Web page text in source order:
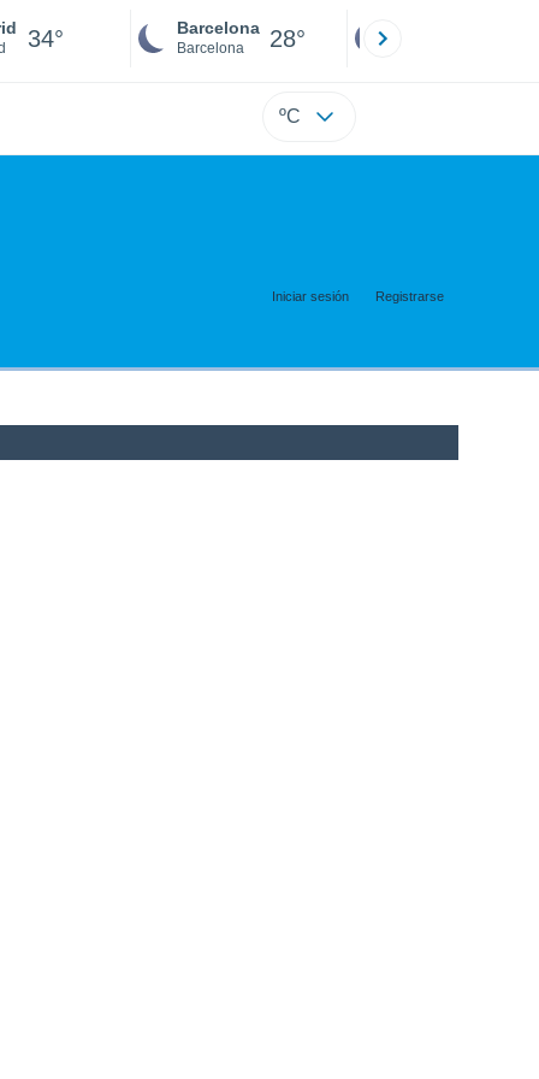
34° Barcelona
Barcelona 28°
ºC
Iniciar sesión Registrarse